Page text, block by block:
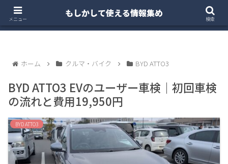
ホーム 注文住宅
ホーム クルマ・バイク BYD ATTO3
BYD ATTO3 EVのユーザー車検｜初回車検
の流れと費用19,950円
BYD ATTO3
メニュー
もしかして使える情報集め
検索